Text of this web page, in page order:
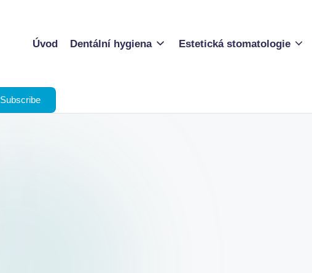
Úvod Dentální hygiena Estetická stomatologie
Subscribe